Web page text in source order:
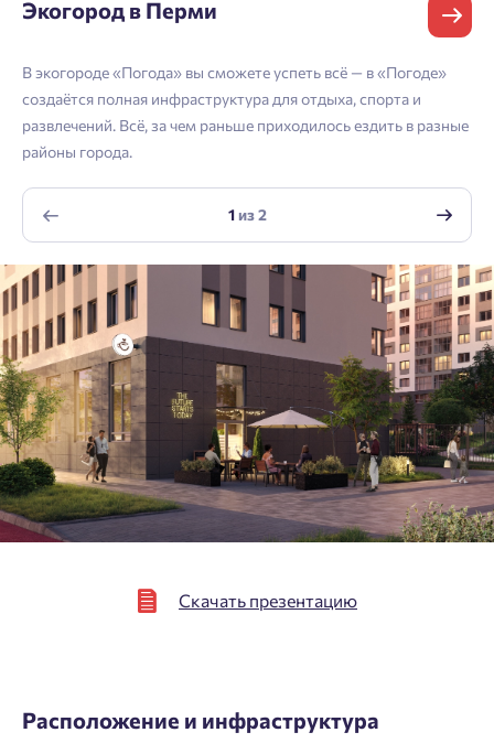
Согласен получать информационную рассылку
Отправить
Скачать презентацию
Экогород в Перми
В экогороде «Погода» вы сможете успеть всё — в «Погоде»
создаётся полная инфраструктура для отдыха, спорта и
развлечений. Всё, за чем раньше приходилось ездить в разные
районы города.
1из2
Расположение и инфраструктура
Нажимая кнопку «Отправить», вы даёте согласие на обработку
Подтвердить
Отправить